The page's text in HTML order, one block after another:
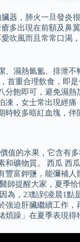
器，肺火一旦發炎
多出現在前額及鼻
吹風而且常常口渴
、濕熱氤氳、排泄不
首重合理飲食，即
分飽即可，避免濕熱
凍，女士常出現經痛
時較多暗紅血塊，伴
值的水果，它含有多
和礦物質。 西瓜 西
豐富鉀鹽，能彌補人
師提醒大家，夏季
為，23點到凌晨1點
強迫肝臟繼續工作，
煩躁」在夏季表現得